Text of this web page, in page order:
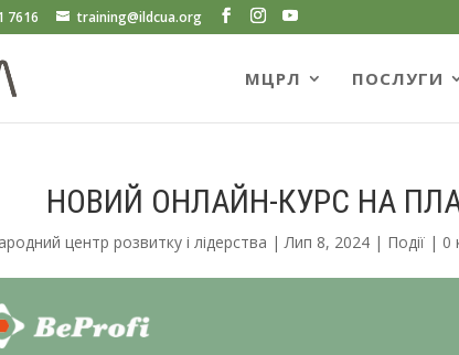
7616 training@ildcua.org
МЦРЛ ПОСЛУГИ
НОВИЙ ОНЛАЙН-КУРС НА
центр розвитку і лідерства |Лип 8, 2024 | Події | 0